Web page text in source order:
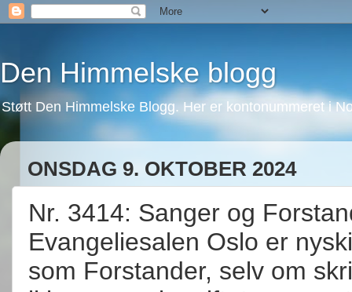
Den Himmelske blogg
Støtt Den Himmelske Blogg. Her er kontonummeret i
ONSDAG 9. OKTOBER 2024
Nr. 3414: Sanger og
Evangeliesalen Oslo er
som Forstander, selv om